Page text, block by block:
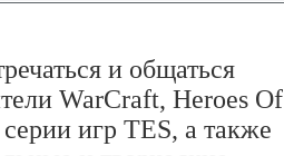
и общаться
WarCraft, Heroes Of
игр TES, а также